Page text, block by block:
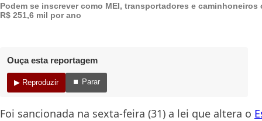
Podem se inscrever como MEI, transportadores e caminhoneiros
R$ 251,6 mil por ano
Ouça esta reportagem
▶ Reproduzir ⏹ Parar
Foi sancionada na sexta-feira (31) a lei que altera o